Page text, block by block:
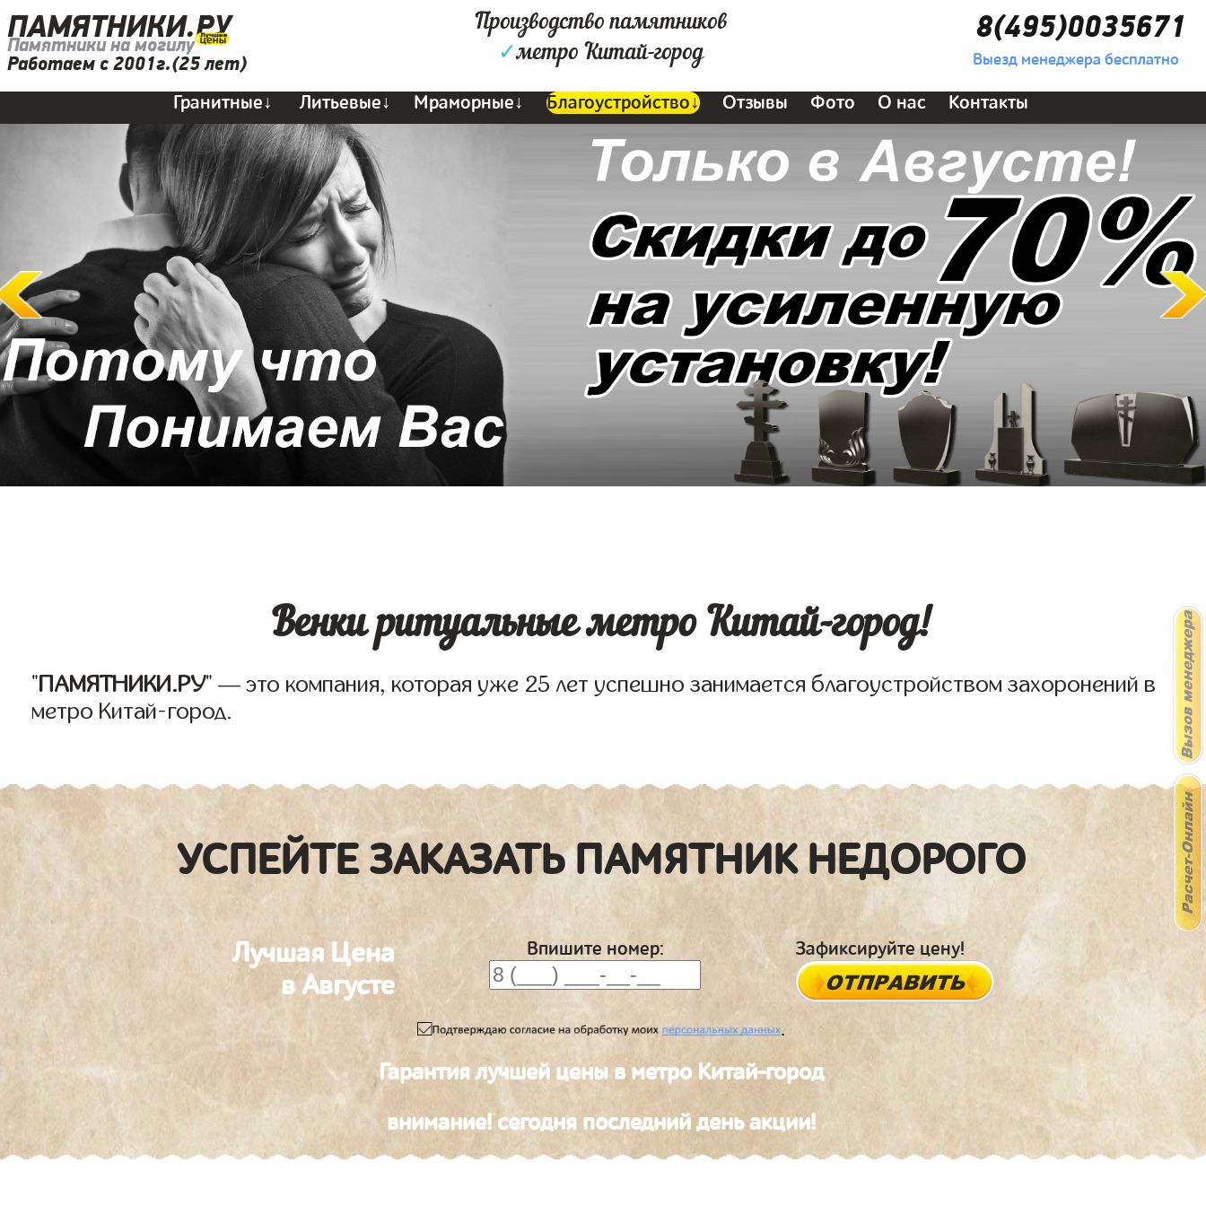
ПАМЯТНИКИ.РУ
Памятники на могилу
Работаем с 2001г.(25 лет)
Производство памятников
✓метро Китай-город
8(495)0035671
Выезд менеджера бесплатно
Гранитные↓ Литьевые↓ Мраморные↓ Благоустройство↓ Отзывы Фото О нас Контакты
Венки ритуальные метро Китай-город!
"ПАМЯТНИКИ.РУ" — это компания, которая уже 25 лет успешно занимается благоустройством захоронений в
метро Китай-город.
УСПЕЙТЕ ЗАКАЗАТЬ ПАМЯТНИК НЕДОРОГО
Лучшая Цена
в Августе
Впишите номер: Зафиксируйте цену!
.
Гарантия лучшей цены в метро Китай-город
внимание! сегодня последний день акции!